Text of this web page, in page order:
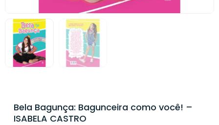
Bela Bagunça: Bagunceira como você! –
ISABELA CASTRO